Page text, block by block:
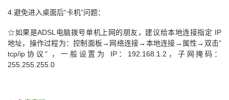
4.避免进入桌面后“卡机”问题：
☆如果是ADSL电脑拨号单机上网的朋友，建议给本地连接指定 IP
地址，操作过程为：控制面板→网络连接→本地连接→属性→双击”
tcp/ip协议” ，一般设置为 IP：192.168.1.2，子网掩码：
255.255.255.0